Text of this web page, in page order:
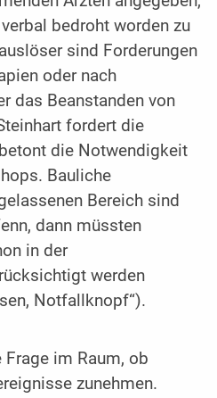
bedroht worden zu
sind Forderungen
oder nach
das Beanstanden von
fordert die
die Notwendigkeit
Bauliche
Bereich sind
dann müssten
in der
werden
Notfallknopf“).
im Raum, ob
zunehmen.